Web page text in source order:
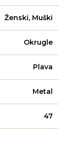
Ženski, Muški
Okrugle
Plava
Metal
47